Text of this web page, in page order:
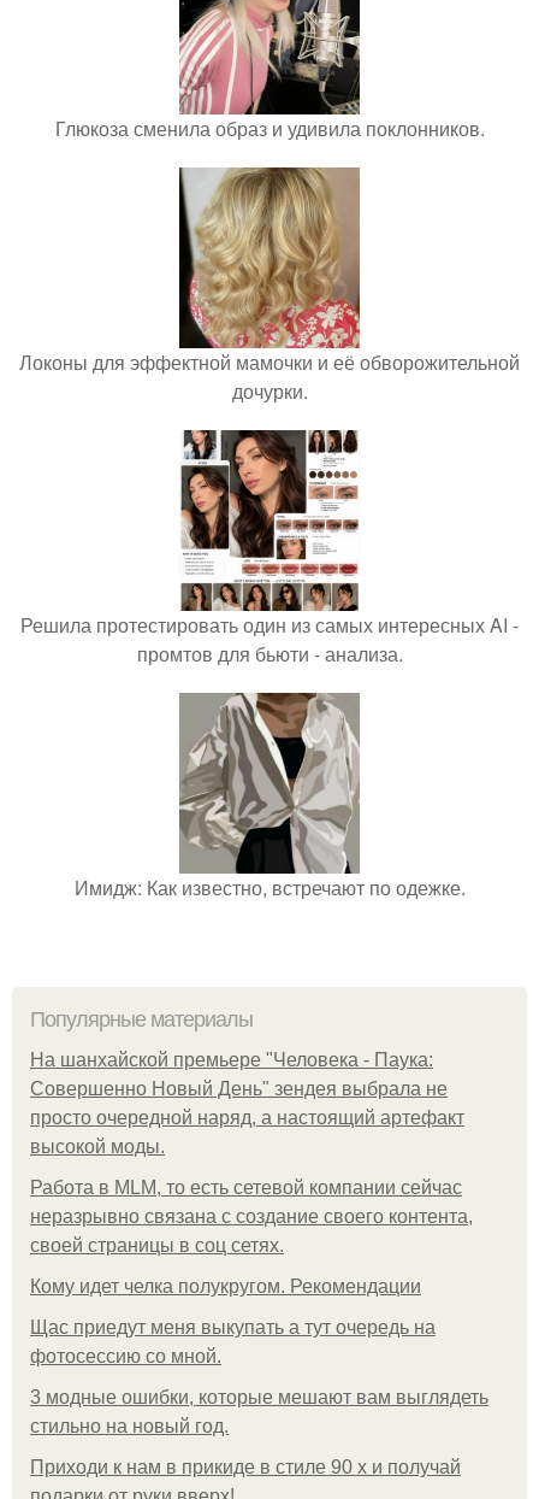
Глюкоза сменила образ и удивила поклонников.
Локоны для эффектной мамочки и её обворожительной
дочурки.
Решила протестировать один из самых интересных AI -
промтов для бьюти - анализа.
Имидж: Как известно, встречают по одежке.
Популярные материалы
На шанхайской премьере "Человека - Паука:
Совершенно Новый День" зендея выбрала не
просто очередной наряд, а настоящий артефакт
высокой моды.
Работа в MLM, то есть сетевой компании сейчас
неразрывно связана с создание своего контента,
своей страницы в соц сетях.
Кому идет челка полукругом. Рекомендации
Щас приедут меня выкупать а тут очередь на
фотосессию со мной.
3 модные ошибки, которые мешают вам выглядеть
стильно на новый год.
Приходи к нам в прикиде в стиле 90 х и получай